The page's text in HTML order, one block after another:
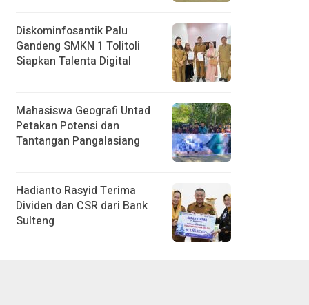
Diskominfosantik Palu
Gandeng SMKN 1 Tolitoli
Siapkan Talenta Digital
Mahasiswa Geografi Untad
Petakan Potensi dan
Tantangan Pangalasiang
Hadianto Rasyid Terima
Dividen dan CSR dari Bank
Sulteng